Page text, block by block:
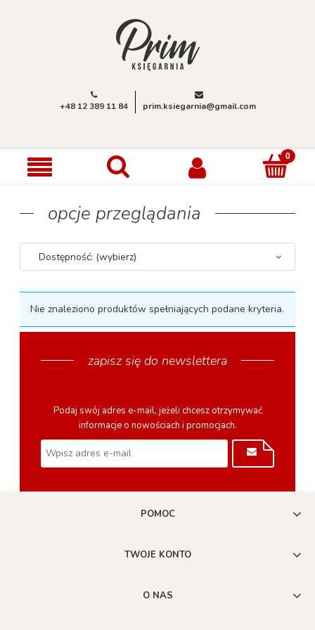
+48 12 389 11 84 prim.ksiegarnia@gmail.com
opcje przeglądania
Dostępność: (wybierz)
Nie znaleziono produktów spełniających podane kryteria.
zapisz się do newslettera
Podaj swój adres e-mail, jeżeli chcesz otrzymywać
informacje o nowościach i promocjach.
POMOC
TWOJE KONTO
O NAS